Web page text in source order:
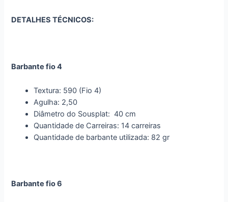
DETALHES TÉCNICOS:
Barbante fio 4
Textura: 590 (Fio 4)
Agulha: 2,50
Diâmetro do Sousplat: 40 cm
Quantidade de Carreiras: 14 carreiras
Quantidade de barbante utilizada: 82 gr
Barbante fio 6